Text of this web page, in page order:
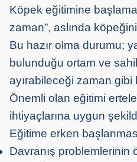
Köpek eğitimine
zaman”, aslında
Bu hazır olma durumu;
bulunduğu ortam ve
ayırabileceği zaman gibi
Önemli olan eğitimi
ihtiyaçlarına uygun
Eğitime erken
Davranış problemlerinin